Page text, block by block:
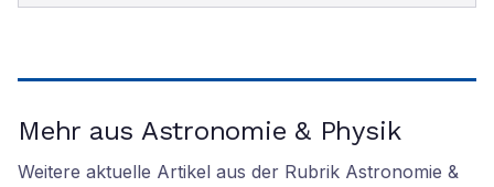
Mehr aus Astronomie & Physik
Weitere aktuelle Artikel aus der Rubrik Astronomie &